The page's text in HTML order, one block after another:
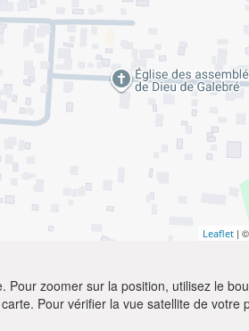
Leaflet |
Pour zoomer sur la position, utilisez le
Pour vérifier la vue satellite de votre